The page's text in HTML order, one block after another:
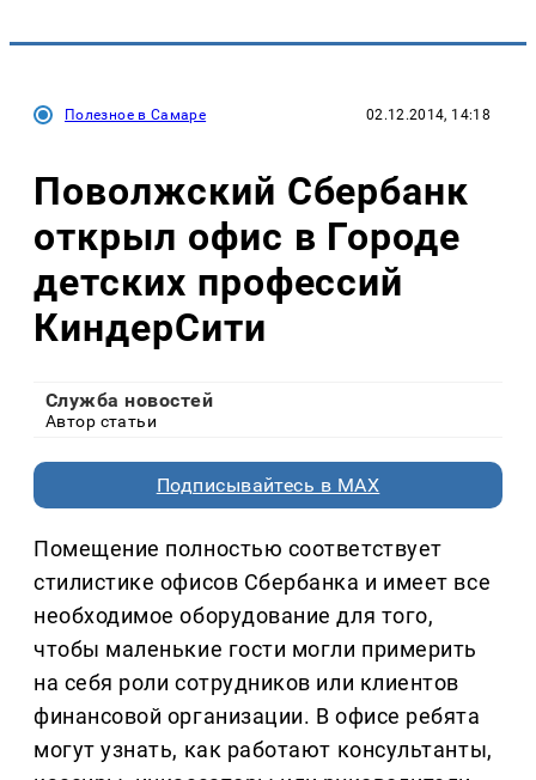
Полезное в Самаре 02.12.2014, 14:18
Поволжский Сбербанк
открыл офис в Городе
детских профессий
КиндерСити
Служба новостей
Автор статьи
Подписывайтесь в MAX
Помещение полностью соответствует
стилистике офисов Сбербанка и имеет все
необходимое оборудование для того,
чтобы маленькие гости могли примерить
на себя роли сотрудников или клиентов
финансовой организации. В офисе ребята
могут узнать, как работают консультанты,